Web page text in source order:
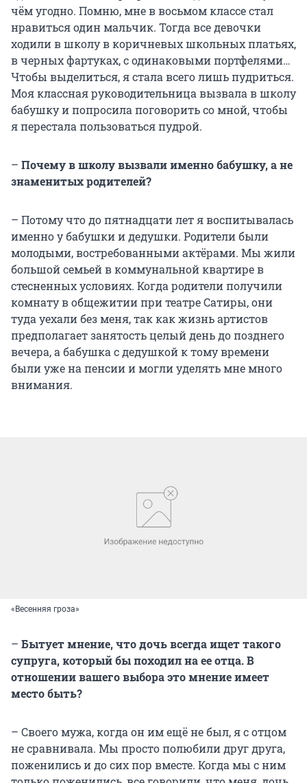
чём угодно. Помню, мне в восьмом классе стал
нравиться один мальчик. Тогда все девочки
ходили в школу в коричневых школьных платьях,
в черных фартуках, с одинаковыми портфелями…
Чтобы выделиться, я стала всего лишь пудриться.
Моя классная руководительница вызвала в школу
бабушку и попросила поговорить со мной, чтобы
я перестала пользоваться пудрой.
– Почему в школу вызвали именно бабушку, а не
знаменитых родителей?
– Потому что до пятнадцати лет я воспитывалась
именно у бабушки и дедушки. Родители были
молодыми, востребованными актёрами. Мы жили
большой семьей в коммунальной квартире в
стесненных условиях. Когда родители получили
комнату в общежитии при театре Сатиры, они
туда уехали без меня, так как жизнь артистов
предполагает занятость целый день до позднего
вечера, а бабушка с дедушкой к тому времени
были уже на пенсии и могли уделять мне много
внимания.
«Весенняя гроза»
– Бытует мнение, что дочь всегда ищет такого
супруга, который бы походил на ее отца. В
отношении вашего выбора это мнение имеет
место быть?
– Своего мужа, когда он им ещё не был, я с отцом
не сравнивала. Мы просто полюбили друг друга,
поженились и до сих пор вместе. Когда мы с ним